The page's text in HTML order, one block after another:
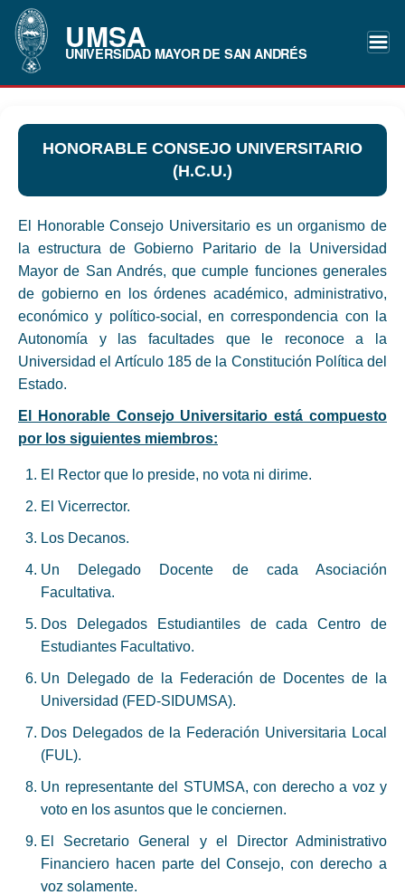
UMSA
UNIVERSIDAD MAYOR DE SAN ANDRÉS
HONORABLE CONSEJO UNIVERSITARIO
(H.C.U.)
El Honorable Consejo Universitario es un organismo de
la estructura de Gobierno Paritario de la Universidad
Mayor de San Andrés, que cumple funciones generales
de gobierno en los órdenes académico, administrativo,
económico y político-social, en correspondencia con la
Autonomía y las facultades que le reconoce a la
Universidad el Artículo 185 de la Constitución Política del
Estado.
El Honorable Consejo Universitario está compuesto
por los siguientes miembros:
El Rector que lo preside, no vota ni dirime.
El Vicerrector.
Los Decanos.
Un Delegado Docente de cada Asociación
Facultativa.
Dos Delegados Estudiantiles de cada Centro de
Estudiantes Facultativo.
Un Delegado de la Federación de Docentes de la
Universidad (FED-SIDUMSA).
Dos Delegados de la Federación Universitaria Local
(FUL).
Un representante del STUMSA, con derecho a voz y
voto en los asuntos que le conciernen.
El Secretario General y el Director Administrativo
Financiero hacen parte del Consejo, con derecho a
voz solamente.